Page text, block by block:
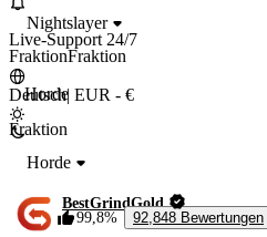
Live-Support 24/7
Deutsch| EUR - €
Nightslayer
FraktionFraktion
Horde
Fraktion
Horde
BestGrindGold
99,8%
92,848 Bewertungen